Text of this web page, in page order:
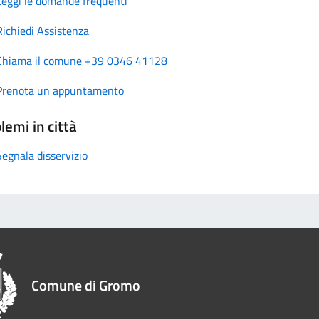
Assistenza
il comune +39 0346 41128
un appuntamento
in città
disservizio
Comune di Gromo